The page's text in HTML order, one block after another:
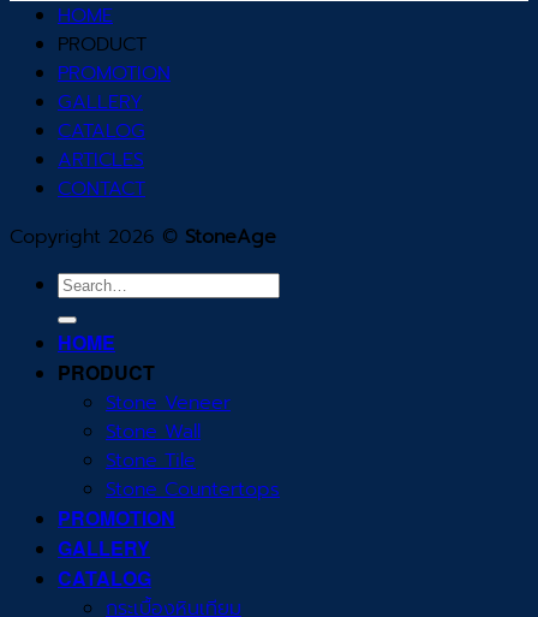
HOME
PRODUCT
PROMOTION
GALLERY
CATALOG
ARTICLES
CONTACT
Copyright 2026 © StoneAge
Search
for:
HOME
PRODUCT
Stone Veneer
Stone Wall
Stone Tile
Stone Countertops
PROMOTION
GALLERY
CATALOG
กระเบื้องหินเทียม